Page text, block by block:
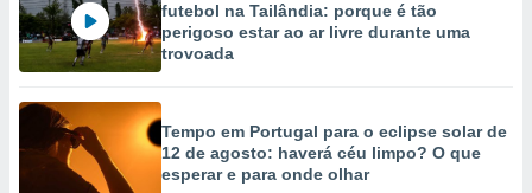
futebol na Tailândia: porque é tão
perigoso estar ao ar livre durante uma
trovoada
Tempo em Portugal para o eclipse solar de
12 de agosto: haverá céu limpo? O que
esperar e para onde olhar